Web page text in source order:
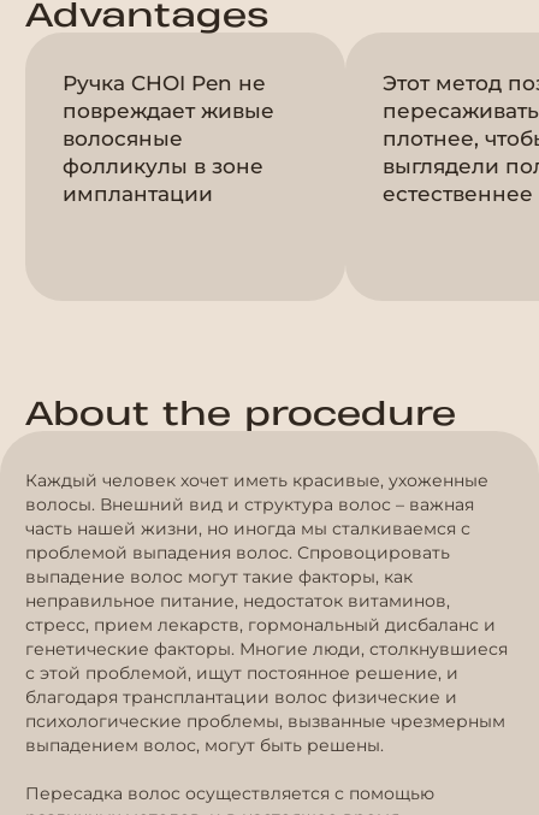
Advantages
Ручка CHOI Pen не
повреждает живые
волосяные
фолликулы в зоне
имплантации
Этот метод
плотнее,
выглядели
естественнее
About the procedure
Каждый человек хочет иметь красивые, ухоженные
волосы. Внешний вид и структура волос – важная
часть нашей жизни, но иногда мы сталкиваемся с
проблемой выпадения волос. Спровоцировать
выпадение волос могут такие факторы, как
неправильное питание, недостаток витаминов,
стресс, прием лекарств, гормональный дисбаланс и
генетические факторы. Многие люди, столкнувшиеся
с этой проблемой, ищут постоянное решение, и
благодаря трансплантации волос физические и
психологические проблемы, вызванные чрезмерным
выпадением волос, могут быть решены.
Пересадка волос осуществляется с помощью